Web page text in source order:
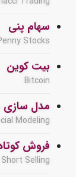
سهام پنی
Stocks
بیت کوین
Bitcoin
مدل سازی
Modeling
فروش
Short Selling